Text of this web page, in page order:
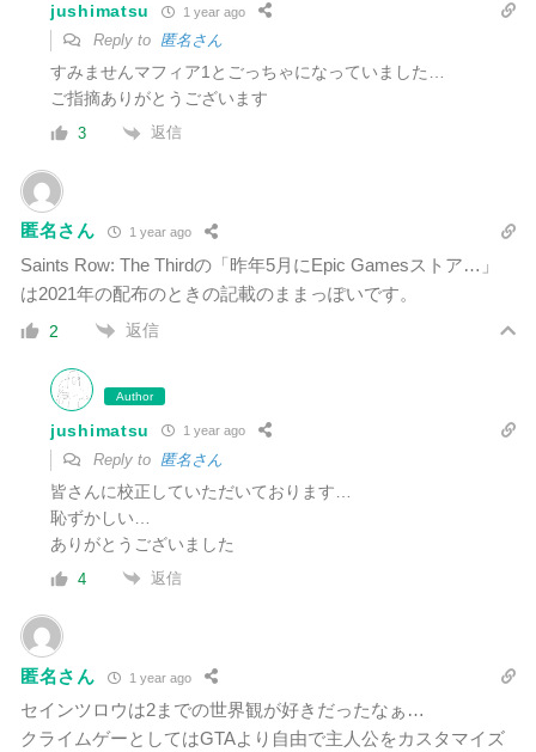
jushimatsu 1 year ago
Reply to 匿名さん
すみませんマフィア1とごっちゃになっていました…
ご指摘ありがとうございます
3 返信
匿名さん 1 year ago
Saints Row: The Thirdの「昨年5月にEpic Gamesストア…」
は2021年の配布のときの記載のままっぽいです。
2 返信
Author
jushimatsu 1 year ago
Reply to 匿名さん
皆さんに校正していただいております…
恥ずかしい…
ありがとうございました
4 返信
匿名さん 1 year ago
セインツロウは2までの世界観が好きだったなぁ…
クライムゲーとしてはGTAより自由で主人公をカスタマイズ